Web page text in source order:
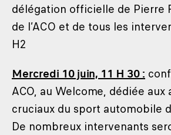
délégation officielle de Pierre
de l’ACO et de tous les
H2
Mercredi 10 juin, 11 H 30 :
ACO, au Welcome, dédiée aux
cruciaux du sport automobile
De nombreux intervenants